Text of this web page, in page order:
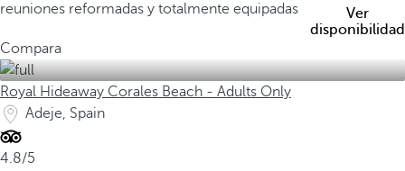
reuniones reformadas y totalmente equipadas
Ver
disponibilidad
Compara
Royal Hideaway Corales Beach - Adults Only
Adeje, Spain
4.8/5